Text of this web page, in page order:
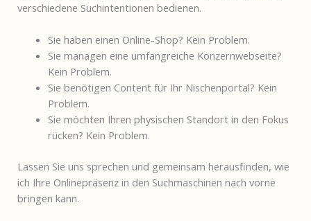
verschiedene Suchintentionen bedienen.
Sie haben einen Online-Shop? Kein Problem.
Sie managen eine umfangreiche Konzernwebseite?
Kein Problem.
Sie benötigen Content für Ihr Nischenportal? Kein
Problem.
Sie möchten Ihren physischen Standort in den Fokus
rücken? Kein Problem.
Lassen Sie uns sprechen und gemeinsam herausfinden, wie
ich Ihre Onlinepräsenz in den Suchmaschinen nach vorne
bringen kann.